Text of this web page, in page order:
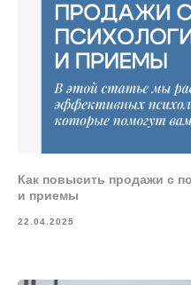
Как повысить продажи с
и приемы
22.04.2025